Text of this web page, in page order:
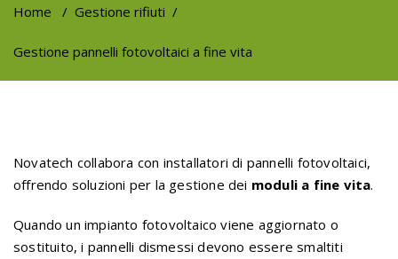
Home / Gestione rifiuti /
Gestione pannelli fotovoltaici a fine vita
Novatech collabora con installatori di pannelli fotovoltaici,
offrendo soluzioni per la gestione dei moduli a fine vita.
Quando un impianto fotovoltaico viene aggiornato o
sostituito, i pannelli dismessi devono essere smaltiti